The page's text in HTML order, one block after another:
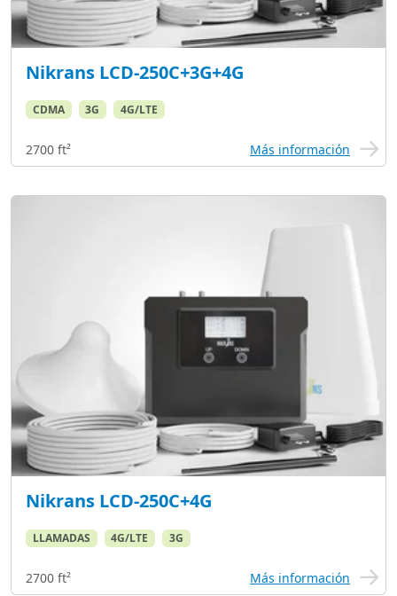
Nikrans LCD-250C+3G+4G
CDMA 3G 4G/LTE
2700 ft² Más información
Nikrans LCD-250C+4G
LLAMADAS 4G/LTE 3G
2700 ft² Más información